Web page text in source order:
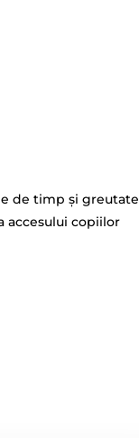
de timp şi greutate
accesului copiilor